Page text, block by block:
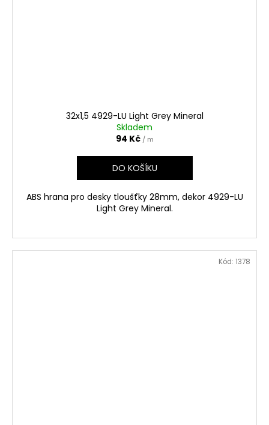
32x1,5 4929-LU Light Grey Mineral
Skladem
94 Kč / m
DO KOŠÍKU
ABS hrana pro desky tloušťky 28mm, dekor 4929-LU
Light Grey Mineral.
Kód: 1378